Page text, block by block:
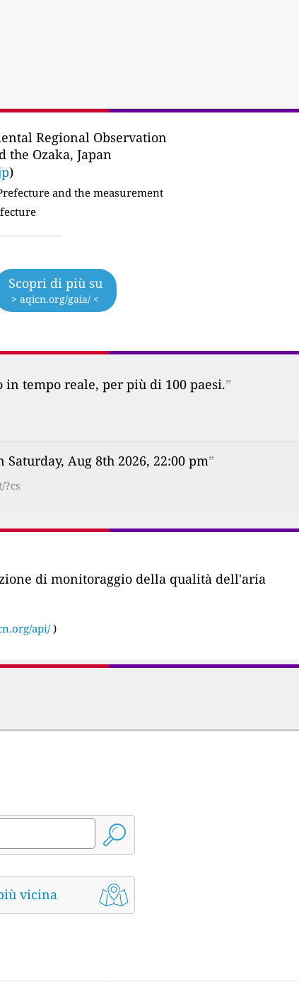
Regional Observation
the Ozaka, Japan
)
and the measurement
Scopri di più su
> aqicn.org/gaia/ <
tempo reale, per più di 100 paesi.”
Saturday, Aug 8th 2026, 22:00 pm”
di monitoraggio della qualità dell'aria
api/ )
vicina